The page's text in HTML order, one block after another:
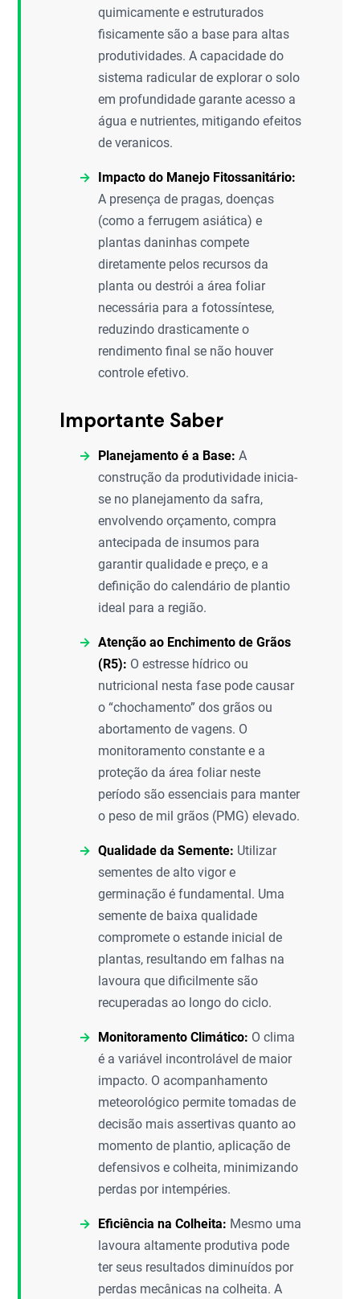
quimicamente e estruturados
fisicamente são a base para altas
produtividades. A capacidade do
sistema radicular de explorar o solo
em profundidade garante acesso a
água e nutrientes, mitigando efeitos
de veranicos.
Impacto do Manejo Fitossanitário:
A presença de pragas, doenças
(como a ferrugem asiática) e
plantas daninhas compete
diretamente pelos recursos da
planta ou destrói a área foliar
necessária para a fotossíntese,
reduzindo drasticamente o
rendimento final se não houver
controle efetivo.
Importante Saber
Planejamento é a Base: A
construção da produtividade inicia-
se no planejamento da safra,
envolvendo orçamento, compra
antecipada de insumos para
garantir qualidade e preço, e a
definição do calendário de plantio
ideal para a região.
Atenção ao Enchimento de Grãos
(R5): O estresse hídrico ou
nutricional nesta fase pode causar
o “chochamento” dos grãos ou
abortamento de vagens. O
monitoramento constante e a
proteção da área foliar neste
período são essenciais para manter
o peso de mil grãos (PMG) elevado.
Qualidade da Semente: Utilizar
sementes de alto vigor e
germinação é fundamental. Uma
semente de baixa qualidade
compromete o estande inicial de
plantas, resultando em falhas na
lavoura que dificilmente são
recuperadas ao longo do ciclo.
Monitoramento Climático: O clima
é a variável incontrolável de maior
impacto. O acompanhamento
meteorológico permite tomadas de
decisão mais assertivas quanto ao
momento de plantio, aplicação de
defensivos e colheita, minimizando
perdas por intempéries.
Eficiência na Colheita: Mesmo uma
lavoura altamente produtiva pode
ter seus resultados diminuídos por
perdas mecânicas na colheita. A